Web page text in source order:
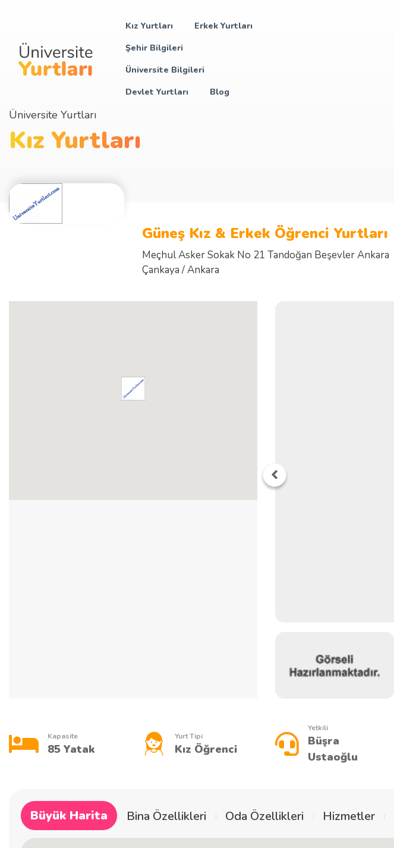
Kız Yurtları
Erkek Yurtları
Şehir Bilgileri
Üniversite Bilgileri
Devlet Yurtları
Blog
Üniversite Yurtları
Kız Yurtları
Güneş Kız & Erkek Öğrenci Yurtları
Meçhul Asker Sokak No 21 Tandoğan Beşevler Ankara
Çankaya / Ankara
Kapasite
85 Yatak
Yurt Tipi
Kız Öğrenci
Yetkili
Büşra
Ustaoğlu
Büyük Harita Bina Özellikleri Oda Özellikleri Hizmetler